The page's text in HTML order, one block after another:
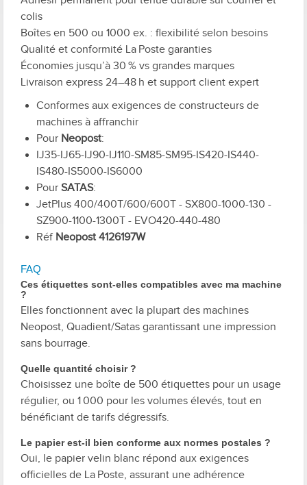
colis
Boîtes en 500 ou 1000 ex. : flexibilité selon besoins
Qualité et conformité La Poste garanties
Économies jusqu’à 30 % vs grandes marques
Livraison express 24–48 h et support client expert
Conformes aux exigences de constructeurs de
machines à affranchir
Pour Neopost:
IJ35-IJ65-IJ90-IJ110-SM85-SM95-IS420-IS440-
IS480-IS5000-IS6000
Pour SATAS:
JetPlus 400/400T/600/600T - SX800-1000-130 -
SZ900-1100-1300T - EVO420-440-480
Réf Neopost 4126197W
FAQ
Ces étiquettes sont-elles compatibles avec ma machine
?
Elles fonctionnent avec la plupart des machines
Neopost, Quadient/Satas garantissant une impression
sans bourrage.
Quelle quantité choisir ?
Choisissez une boîte de 500 étiquettes pour un usage
régulier, ou 1 000 pour les volumes élevés, tout en
bénéficiant de tarifs dégressifs.
Le papier est-il bien conforme aux normes postales ?
Oui, le papier velin blanc répond aux exigences
officielles de La Poste, assurant une adhérence